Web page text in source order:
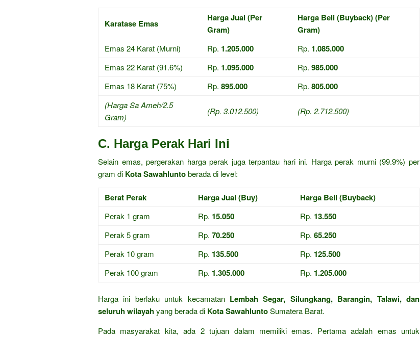
Karatase Emas
Harga Jual (Per
Gram)
Harga Beli (Buyback) (Per
Gram)
Emas 24 Karat (Murni) Rp. 1.205.000 Rp. 1.085.000
Emas 22 Karat (91.6%) Rp. 1.095.000 Rp. 985.000
Emas 18 Karat (75%) Rp. 895.000 Rp. 805.000
(Harga Sa Ameh/2.5
Gram)
(Rp. 3.012.500) (Rp. 2.712.500)
C. Harga Perak Hari Ini
Selain emas, pergerakan harga perak juga terpantau hari ini. Harga perak murni (99.9%) per
gram di Kota Sawahluntoberada di level:
Berat Perak Harga Jual (Buy) Harga Beli (Buyback)
Perak 1 gram Rp. 15.050 Rp. 13.550
Perak 5 gram Rp. 70.250 Rp. 65.250
Perak 10 gram Rp. 135.500 Rp. 125.500
Perak 100 gram Rp. 1.305.000 Rp. 1.205.000
Harga ini berlaku untuk kecamatan Lembah Segar, Silungkang, Barangin, Talawi, dan
seluruh wilayahyang berada di Kota SawahluntoSumatera Barat.
Pada masyarakat kita, ada 2 tujuan dalam memiliki emas. Pertama adalah emas untuk